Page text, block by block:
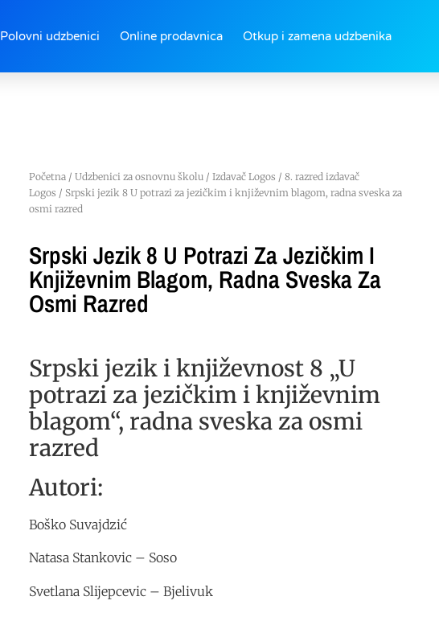
Polovni udzbenici Online prodavnica Otkup i zamena udzbenika
Početna/ Udzbenici za osnovnu školu/ Izdavač Logos / 8. razred izdavač
Logos / Srpski jezik 8 U potrazi za jezičkim i književnim blagom, radna sveska za
osmi razred
Srpski Jezik 8 U Potrazi Za Jezičkim I
Književnim Blagom, Radna Sveska Za
Osmi Razred
Srpski jezik i književnost 8 „U
potrazi za jezičkim i književnim
blagom“, radna sveska za osmi
razred
Autori:
Boško Suvajdzić
Natasa Stankovic – Soso
Svetlana Slijepcevic – Bjelivuk